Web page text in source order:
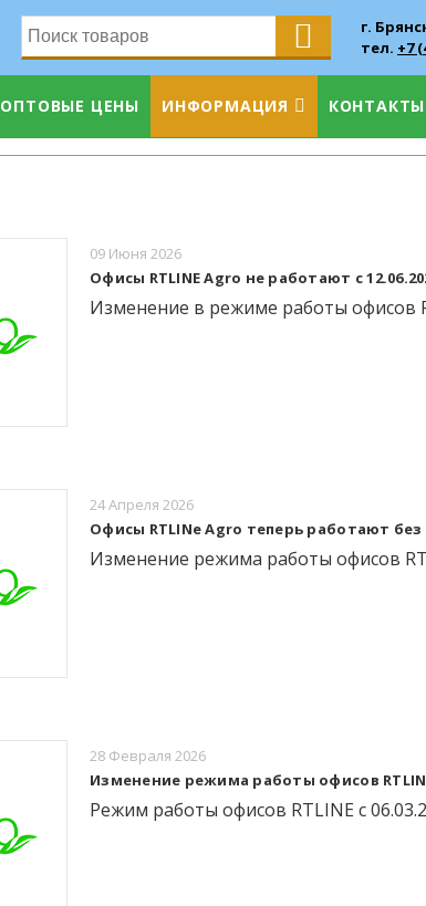
г.
тел. +7
ОПТОВЫЕ ЦЕНЫ ИНФОРМАЦИЯ КОНТАКТЫ
09 Июня 2026
Офисы RTLINE Agro не работают с
Изменение в режиме работы офисов
24 Апреля 2026
Офисы RTLINe Agro теперь работают
Изменение режима работы офисов
28 Февраля 2026
Изменение режима работы офисов RTLINE
Режим работы офисов RTLINE с